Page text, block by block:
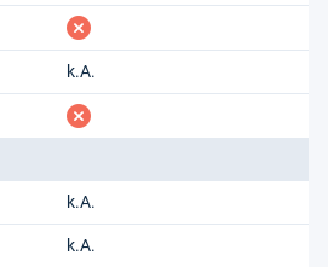
fehlt
k.A.
fehlt
k.A.
k.A.